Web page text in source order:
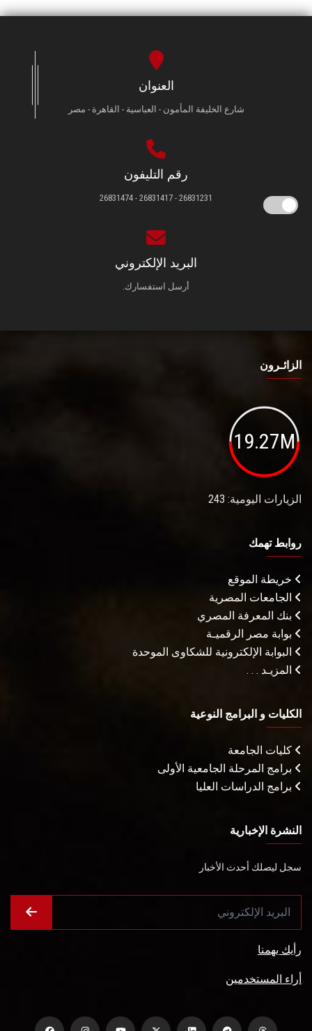
العنوان
شارع الخليفة المأمون - العباسية - القاهرة - مصر
رقم التليفون
26831231 - 26831417 - 26831474
البريد الإلكتروني
أرسل استفسارك.
الزائـرون
19.27M
الزيارات اليومية: 243
روابط تهمك
خريطة الموقع
الجامعات المصرية
بنك المعرفة المصري
بوابة مصر الرقميـة
البوابة الإلكترونية للشكاوى الموحدة
المزيـد . . .
الكليات و البرامج النوعية
كليات الجامعة
برامج المرحلة الجامعية الأولى
برامج الدراسات العليا
النشرة الإخبارية
سجل ليصلك أحدث الأخبار
رأيك يهمنا
أراء المستخدمين